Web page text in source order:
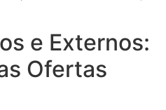
e Externos:
Ofertas